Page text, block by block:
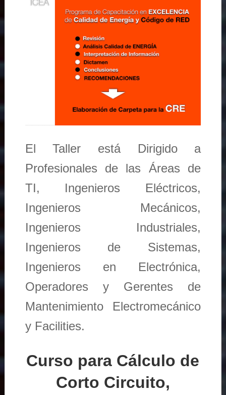
El Taller está Dirigido a
Profesionales de las Áreas de
TI, Ingenieros Eléctricos,
Ingenieros Mecánicos,
Ingenieros Industriales,
Ingenieros de Sistemas,
Ingenieros en Electrónica,
Operadores y Gerentes de
Mantenimiento Electromecánico
y Facilities.
Curso para Cálculo de
Corto Circuito,